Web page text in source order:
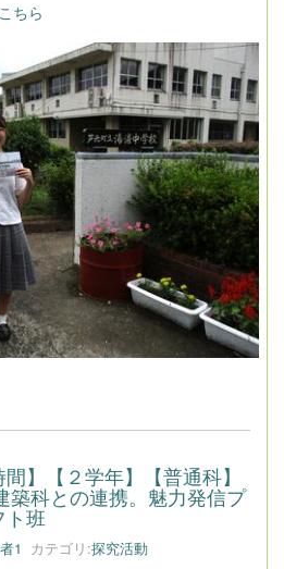
ちら
】【２学年】【普通科】
築科との連携。魅力発信プ
ト班
1 カテゴリ:探究活動